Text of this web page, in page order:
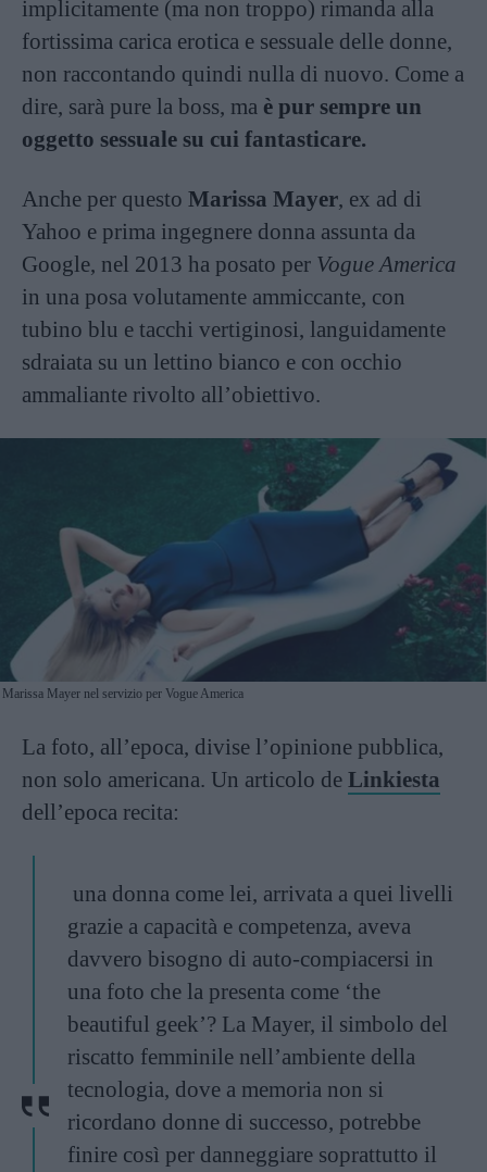
implicitamente (ma non troppo) rimanda alla
fortissima carica erotica e sessuale delle donne,
non raccontando quindi nulla di nuovo. Come a
dire, sarà pure la boss, ma è pur sempre un
oggetto sessuale su cui fantasticare.
Anche per questo Marissa Mayer, ex ad di
Yahoo e prima ingegnere donna assunta da
Google, nel 2013 ha posato per Vogue America
in una posa volutamente ammiccante, con
tubino blu e tacchi vertiginosi, languidamente
sdraiata su un lettino bianco e con occhio
ammaliante rivolto all’obiettivo.
Marissa Mayer nel servizio per Vogue America
La foto, all’epoca, divise l’opinione pubblica,
non solo americana. Un articolo de Linkiesta
dell’epoca recita:
una donna come lei, arrivata a quei livelli
grazie a capacità e competenza, aveva
davvero bisogno di auto-compiacersi in
una foto che la presenta come ‘the
beautiful geek’? La Mayer, il simbolo del
riscatto femminile nell’ambiente della
tecnologia, dove a memoria non si
ricordano donne di successo, potrebbe
finire così per danneggiare soprattutto il